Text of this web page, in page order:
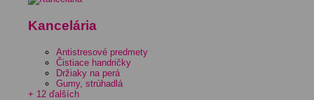
Kancelária
Antistresové predmety
Čistiace handričky
Držiaky na perá
Gumy, strúhadlá
+ 12 ďalších